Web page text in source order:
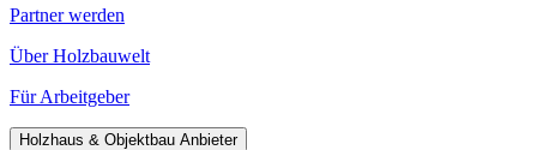
Partner werden
Über Holzbauwelt
Für Arbeitgeber
Holzhaus & Objektbau Anbieter